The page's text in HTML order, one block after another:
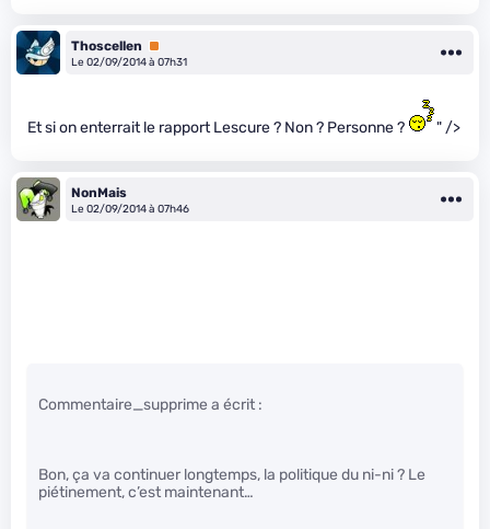
Thoscellen
Premium
Le 02/09/2014 à 07h31
Et si on enterrait le rapport Lescure ? Non ? Personne ? " />
NonMais
Le 02/09/2014 à 07h46
Commentaire_supprime a écrit :
Bon, ça va continuer longtemps, la politique du ni-ni ? Le
piétinement, c’est maintenant…